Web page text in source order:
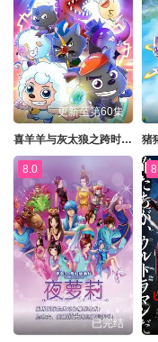
更新至第60集
喜羊羊与灰太狼之跨时空救兵
8.0
已完结